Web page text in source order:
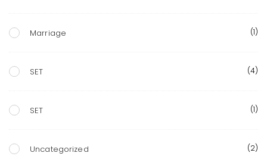
Marriage (1)
SET (4)
SET (1)
Uncategorized (2)